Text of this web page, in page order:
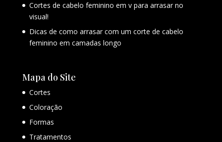
Cortes de cabelo feminino em v para arrasar no
visual!
Dicas de como arrasar com um corte de cabelo
feminino em camadas longo
Mapa do Site
Cortes
Coloração
Formas
Tratamentos